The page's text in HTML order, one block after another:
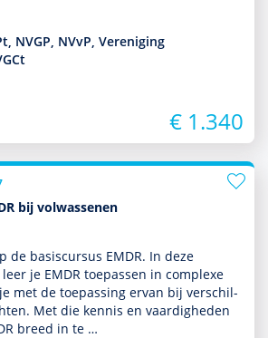
NVGP, NVvP, Vereniging
€ 1.340
bij volwassenen
de basis­cursus EMDR. In deze
je EMDR toe­pas­sen in complexe
met de toe­pas­sing ervan bij ver­schil­
Met die kennis en vaar­dig­heden
breed in te …